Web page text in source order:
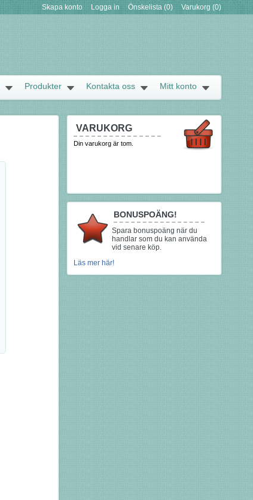
Skapa konto Logga in Önskelista (0) Varukorg (0)
Mitt konto
Kontakta oss
Produkter
VARUKORG
Din varukorg är tom.
BONUSPOÄNG!
Spara bonuspoäng när du
handlar som du kan använda
vid senare köp.
Läs mer här!